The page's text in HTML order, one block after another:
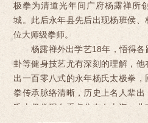
极拳为清道光年间广府杨露禅所
城。此后永年县先后出现杨班侯
位大师级拳师。
杨露禅外出学艺18年，悟得各
卦等健身技艺尤有深刻的理解，
出一百零八式的永年杨氏太极拳
拳传承脉络清晰，历史上名人辈
氏太极拳现在重点分布在上海、北